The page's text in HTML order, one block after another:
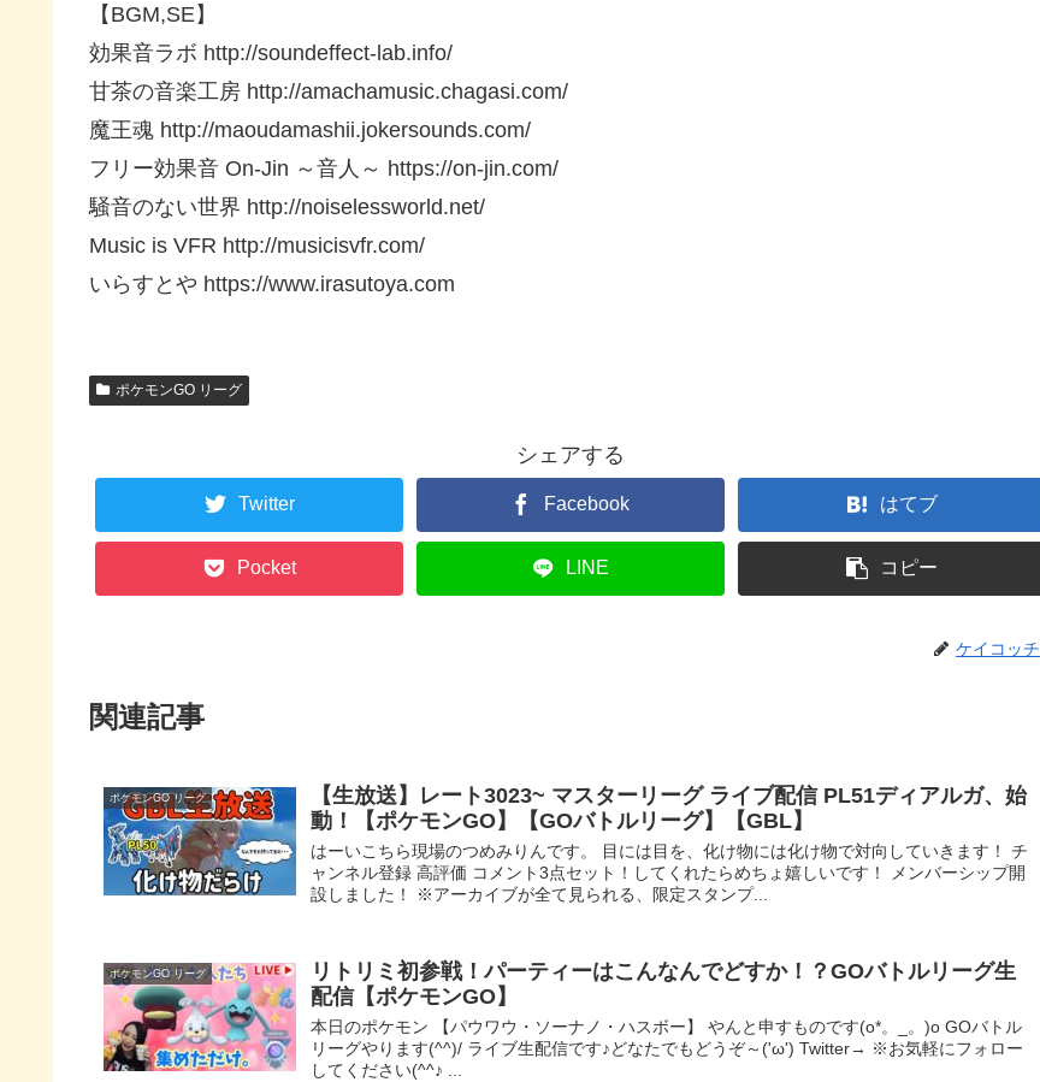
【BGM,SE】
効果音ラボ http://soundeffect-lab.info/​
甘茶の音楽工房 http://amachamusic.chagasi.com/​
魔王魂 http://maoudamashii.jokersounds.com/​
フリー効果音 On-Jin ～音人～ https://on-jin.com/​
騒音のない世界 http://noiselessworld.net/​
Music is VFR http://musicisvfr.com/​
いらすとや https://www.irasutoya.com​
ポケモンGO リーグ
シェアする
Twitter Facebook はてブ
Pocket LINE コピー
ケイコッチ
関連記事
ポケモンGO リーグ
【生放送】レート3023~ マスターリーグ ライブ配信 PL51ディアルガ、始
動！【ポケモンGO】【GOバトルリーグ】【GBL】
はーいこちら現場のつめみりんです。 目には目を、化け物には化け物で対向していきます！ チ
ャンネル登録 高評価 コメント3点セット！してくれたらめちょ嬉しいです！ メンバーシップ開
設しました！ ※アーカイブが全て見られる、限定スタンプ...
ポケモンGO リーグ
リトリミ初参戦！パーティーはこんなんでどすか！？GOバトルリーグ生
配信【ポケモンGO】
本日のポケモン 【パウワウ・ソーナノ・ハスボー】 やんと申すものです(o*。_。)o GOバトル
リーグやります(^^)/ ライブ生配信です♪どなたでもどうぞ～('ω') Twitter→ ※お気軽にフォロー
してください(^^♪ ...